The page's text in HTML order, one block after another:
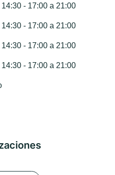
- 17:00 a 21:00
- 17:00 a 21:00
- 17:00 a 21:00
- 17:00 a 21:00